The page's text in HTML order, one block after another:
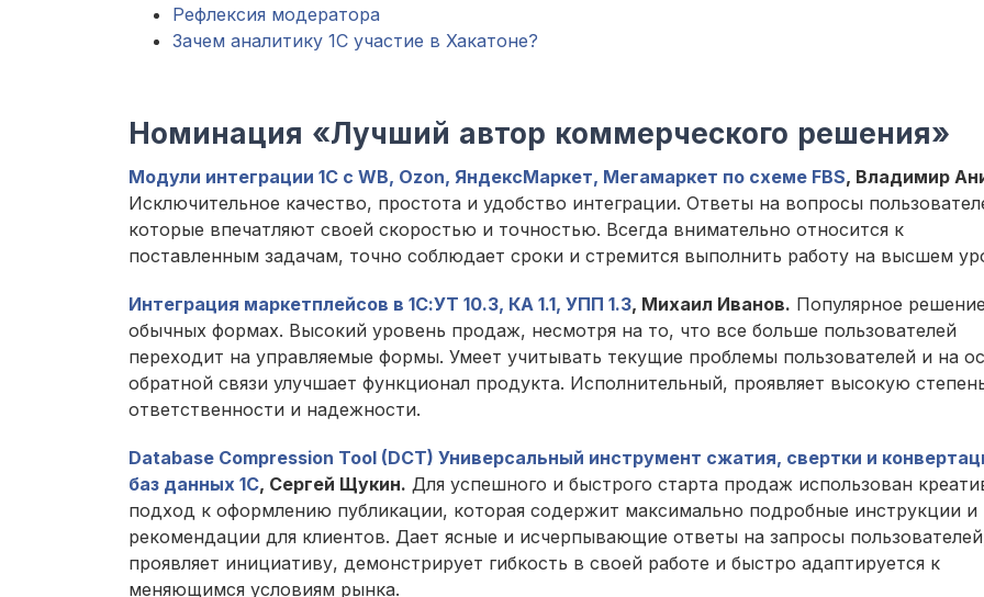
Рефлексия модератора
Зачем аналитику 1С участие в Хакатоне?
Номинация «Лучший автор коммерческого решения»
Модули интеграции 1С с WB, Ozon, ЯндексМаркет, Мегамаркет по схеме FBS, Владимир
Исключительное качество, простота и удобство интеграции. Ответы на вопросы
которые впечатляют своей скоростью и точностью. Всегда внимательно относится к
поставленным задачам, точно соблюдает сроки и стремится выполнить работу на высшем
Интеграция маркетплейсов в 1С:УТ 10.3, КА 1.1, УПП 1.3, Михаил Иванов. Популярное
обычных формах. Высокий уровень продаж, несмотря на то, что все больше пользователей
переходит на управляемые формы. Умеет учитывать текущие проблемы пользователей и на
обратной связи улучшает функционал продукта. Исполнительный, проявляет высокую
ответственности и надежности.
Database Compression Tool (DCT) Универсальный инструмент сжатия, свертки и
баз данных 1С, Сергей Щукин. Для успешного и быстрого старта продаж использован
подход к оформлению публикации, которая содержит максимально подробные инструкции и
рекомендации для клиентов. Дает ясные и исчерпывающие ответы на запросы
проявляет инициативу, демонстрирует гибкость в своей работе и быстро адаптируется к
меняющимся условиям рынка.